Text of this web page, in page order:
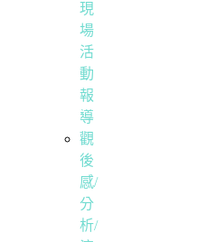
現
場
活
動
報
導
觀
後
感/
分
析/